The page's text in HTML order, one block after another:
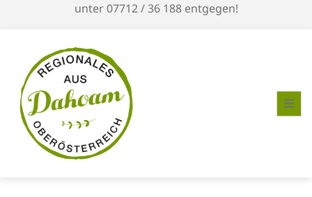
unter 07712 / 36 188 entgegen!